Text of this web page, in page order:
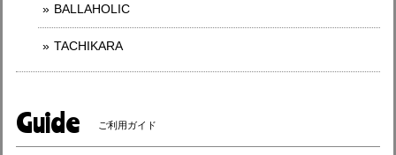
BALLAHOLIC
TACHIKARA
Guide ご利用ガイド